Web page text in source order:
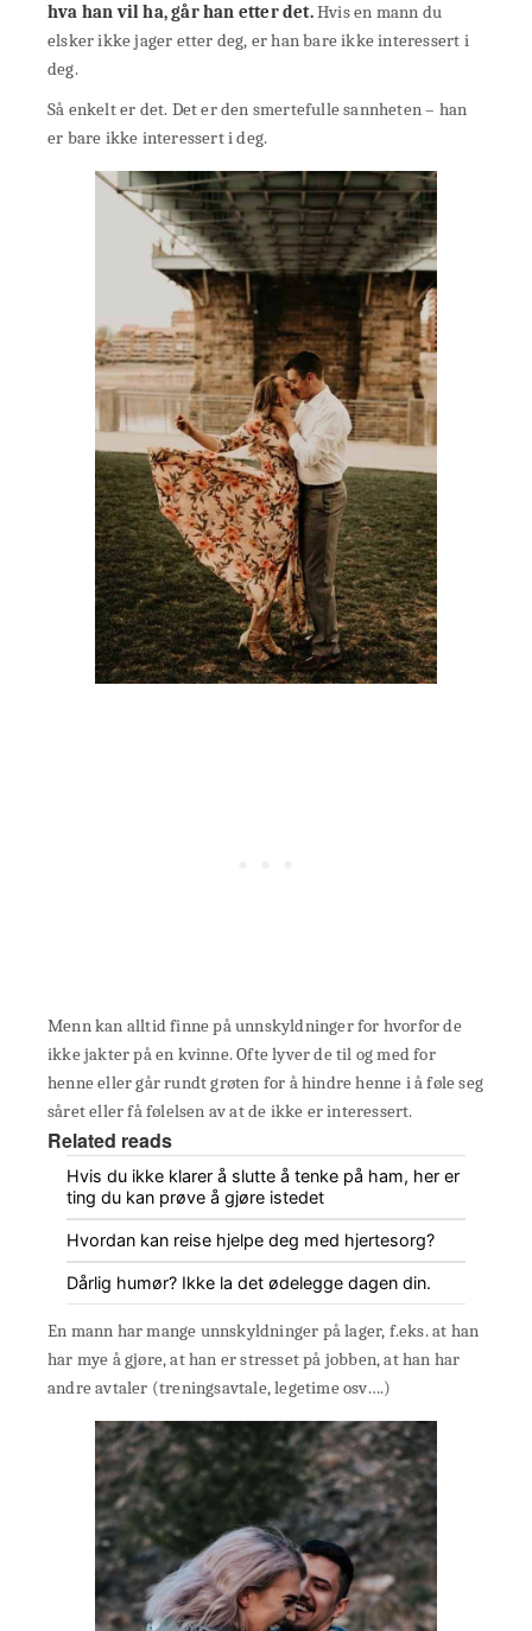
hva han vil ha, går han etter det.Hvis en mann du
elsker ikke jager etter deg, er han bare ikke interessert i
deg.
Så enkelt er det. Det er den smertefulle sannheten – han
er bare ikke interessert i deg.
Menn kan alltid finne på unnskyldninger for hvorfor de
ikke jakter på en kvinne. Ofte lyver de til og med for
henne eller går rundt grøten for å hindre henne i å føle seg
såret eller få følelsen av at de ikke er interessert.
Related reads
Hvis du ikke klarer å slutte å tenke på ham, her er
ting du kan prøve å gjøre istedet
Hvordan kan reise hjelpe deg med hjertesorg?
Dårlig humør? Ikke la det ødelegge dagen din.
En mann har mange unnskyldninger på lager, f.eks. at han
har mye å gjøre, at han er stresset på jobben, at han har
andre avtaler (treningsavtale, legetime osv….)